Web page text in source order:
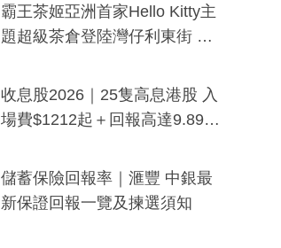
霸王茶姬亞洲首家Hello Kitty主
題超級茶倉登陸灣仔利東街 推
y及香港限定特調系列
收息股2026｜25隻高息港股 入
場費$1212起＋回報高達9.89
儲蓄保險回報率｜滙豐 中銀最
新保證回報一覽及揀選須知